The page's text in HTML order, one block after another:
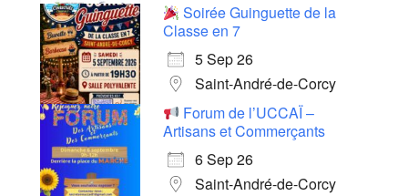
Soirée Guinguette de la
Classe en 7
5 Sep 26
Saint-André-de-Corcy
Forum de l’UCCAÏ –
Artisans et Commerçants
6 Sep 26
Saint-André-de-Corcy